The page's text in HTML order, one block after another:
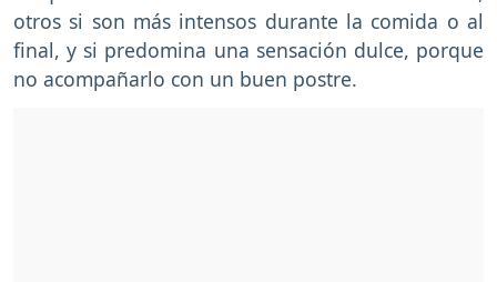
otros si son más intensos durante la comida o al
final, y si predomina una sensación dulce, porque
no acompañarlo con un buen postre.